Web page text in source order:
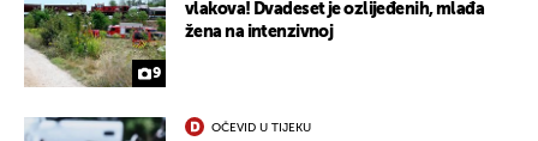
9
vlakova! Dvadeset je ozlijeđenih, mlađa
žena na intenzivnoj
OČEVID U TIJEKU